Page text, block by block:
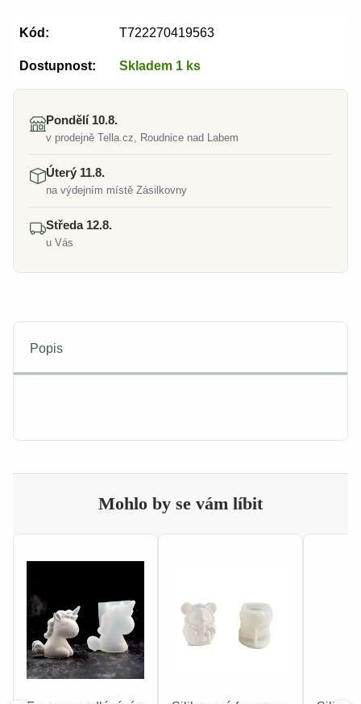
Kód: T722270419563
Dostupnost: Skladem 1 ks
Pondělí 10.8.
v prodejně Tella.cz, Roudnice nad Labem
Úterý 11.8.
na výdejním místě Zásilkovny
Středa 12.8.
u Vás
Popis
Mohlo by se vám líbit